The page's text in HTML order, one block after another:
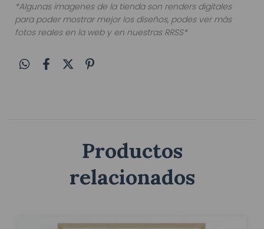
*Algunas imagenes de la tienda son renders digitales
para poder mostrar mejor los diseños, podes ver más
fotos reales en la web y en nuestras RRSS*
Productos
relacionados